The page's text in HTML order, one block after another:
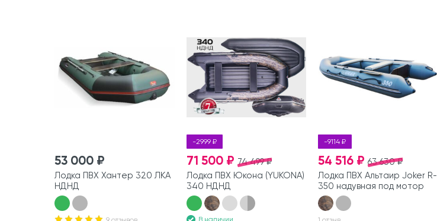
53 000 ₽
Лодка ПВХ Хантер 320 ЛКА
НДНД
-2999 ₽
74 499 ₽
71 500 ₽
Лодка ПВХ Юкона (YUKONA)
340 НДНД
В наличии
-9114 ₽
63 630 ₽
54 516 ₽
Лодка ПВХ Альтаир Joker R-
350 надувная под мотор